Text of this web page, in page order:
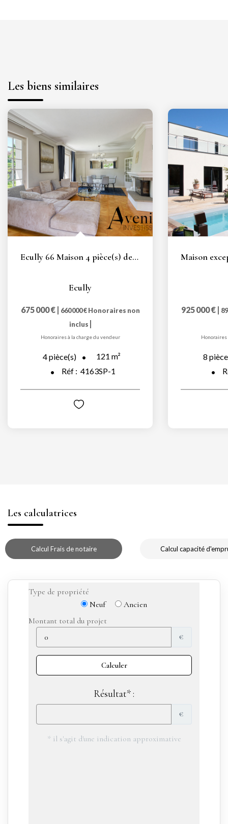
Les biens similaires
Ecully 66 Maison 4 pièce(s) de 121 m2 avec piscine
Ecully
675 000 € | 660 000 € Honoraires non
inclus |
Honoraires à la charge du vendeur
4pièce(s) 121 m²
Réf : 4163SP-1
925 000 € |
Honoraires
8
Les calculatrices
Calcul Frais de notaire Calcul capacité